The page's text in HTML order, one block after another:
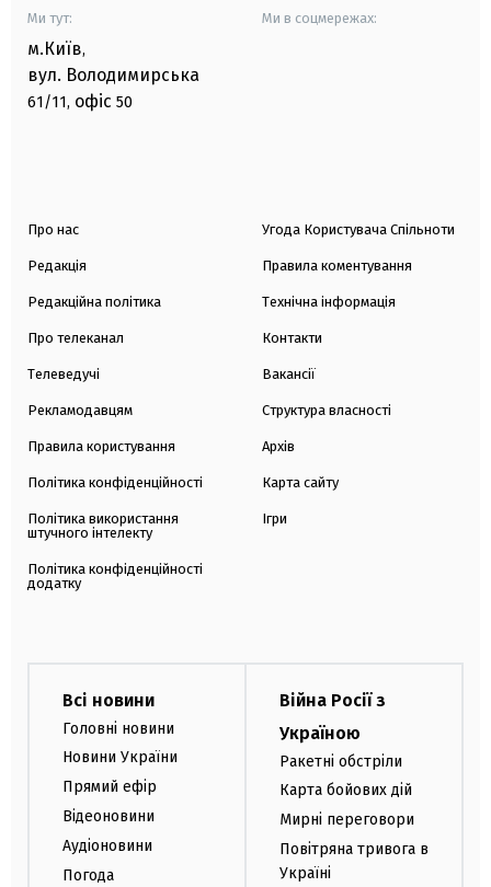
Ми тут:
м.Київ,
вул. Володимирська
61/11, офіс 50
Ми в соцмережах:
Про нас
Редакція
Редакційна політика
Про телеканал
Телеведучі
Рекламодавцям
Правила користування
Політика конфіденційності
Політика використання
штучного інтелекту
Політика конфіденційності
додатку
Угода Користувача Спільноти
Правила коментування
Технічна інформація
Контакти
Вакансії
Структура власності
Архів
Карта сайту
Ігри
Всі новини
Головні новини
Новини України
Прямий ефір
Відеоновини
Аудіоновини
Погода
Війна Росії з
Україною
Ракетні обстріли
Карта бойових дій
Мирні переговори
Повітряна тривога в
Україні